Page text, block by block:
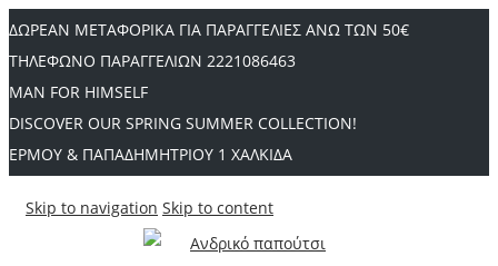
ΔΩΡΕΑΝ ΜΕΤΑΦΟΡΙΚΑ ΓΙΑ ΠΑΡΑΓΓΕΛΙΕΣ ΑΝΩ ΤΩΝ 50€
ΤΗΛΕΦΩΝΟ ΠΑΡΑΓΓΕΛΙΩΝ 2221086463
MAN FOR HIMSELF
DISCOVER OUR SPRING SUMMER COLLECTION!
ΕΡΜΟΥ & ΠΑΠΑΔΗΜΗΤΡΙΟΥ 1 ΧΑΛΚΙΔΑ
Skip to navigation Skip to content